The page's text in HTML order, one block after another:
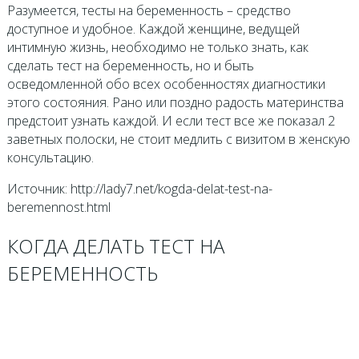
Разумеется, тесты на беременность – средство
доступное и удобное. Каждой женщине, ведущей
интимную жизнь, необходимо не только знать, как
сделать тест на беременность, но и быть
осведомленной обо всех особенностях диагностики
этого состояния. Рано или поздно радость материнства
предстоит узнать каждой. И если тест все же показал 2
заветных полоски, не стоит медлить с визитом в женскую
консультацию.
Источник: http://lady7.net/kogda-delat-test-na-
beremennost.html
КОГДА ДЕЛАТЬ ТЕСТ НА
БЕРЕМЕННОСТЬ